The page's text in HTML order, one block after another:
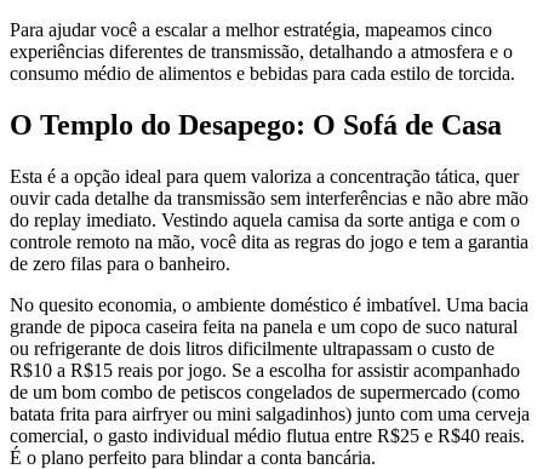
Para ajudar você a escalar a melhor estratégia, mapeamos cinco
experiências diferentes de transmissão, detalhando a atmosfera e o
consumo médio de alimentos e bebidas para cada estilo de torcida.
O Templo do Desapego: O Sofá de Casa
Esta é a opção ideal para quem valoriza a concentração tática, quer
ouvir cada detalhe da transmissão sem interferências e não abre mão
do replay imediato. Vestindo aquela camisa da sorte antiga e com o
controle remoto na mão, você dita as regras do jogo e tem a garantia
de zero filas para o banheiro.
No quesito economia, o ambiente doméstico é imbatível. Uma bacia
grande de pipoca caseira feita na panela e um copo de suco natural
ou refrigerante de dois litros dificilmente ultrapassam o custo de
R$10 a R$15 reais por jogo. Se a escolha for assistir acompanhado
de um bom combo de petiscos congelados de supermercado (como
batata frita para airfryer ou mini salgadinhos) junto com uma cerveja
comercial, o gasto individual médio flutua entre R$25 e R$40 reais.
É o plano perfeito para blindar a conta bancária.